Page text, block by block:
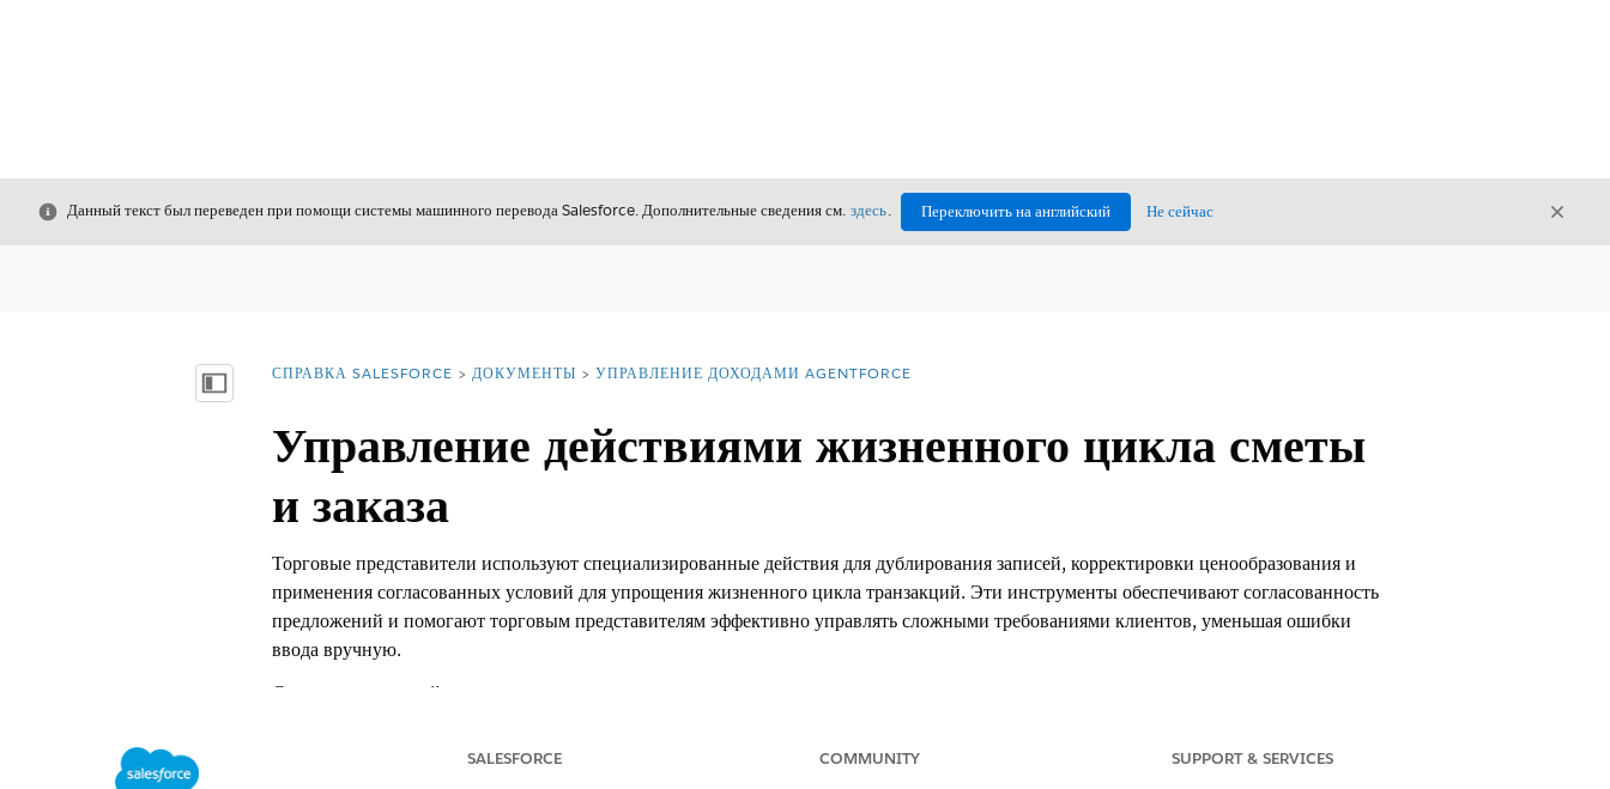
Закрыть
Данный текст был переведен при помощи системы машинного перевода Salesforce. Дополнительные сведения см. здесь. Переключить на английский Не сейчас
Показать содержание
Вы находитесь здесь:
СПРАВКА SALESFORCE ДОКУМЕНТЫ УПРАВЛЕНИЕ ДОХОДАМИ AGENTFORCE
Управление действиями жизненного цикла сметы
и заказа
Торговые представители используют специализированные действия для дублирования записей, корректировки ценообразования и
применения согласованных условий для упрощения жизненного цикла транзакций. Эти инструменты обеспечивают согласованность
предложений и помогают торговым представителям эффективно управлять сложными требованиями клиентов, уменьшая ошибки
ввода вручную.
Система транзакций создает черновые записи путем копирования групп и элементов строки с положительным количеством из
переопределение, которые распределяются по всем элементам строки на основе указанной логики. При работе с существующими
SALESFORCE COMMUNITY SUPPORT & SERVICES